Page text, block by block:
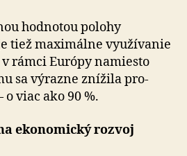
hodnotou polohy
tiež maxi­málne vyu­ží­vanie
rámci Európy namiesto
sa výrazne znížila pro­
o viac ako 90 %.
ekonomický rozvoj